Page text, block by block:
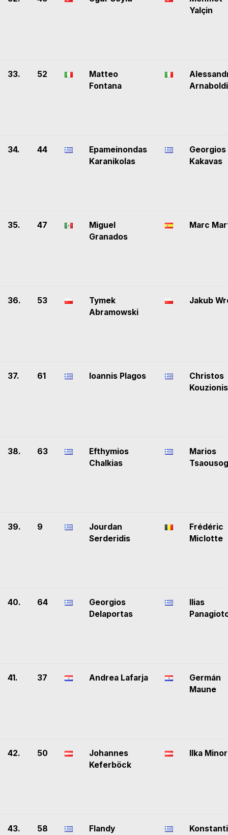
Yalçin
33. 52
Matteo
Fontana
Arnaboldi
34. 44
Epameinondas
Karanikolas
Georgios
Kakavas
35. 47
Miguel
Granados
Marc
36. 53
Tymek
Abramowski
Jakub
37. 61 Ioannis Plagos
Christos
Kouzionis
38. 63
Efthymios
Chalkias
Marios
39. 9
Jourdan
Serderidis
Frédéric
Miclotte
40. 64
Georgios
Delaportas
Ilias
41. 37 Andrea Lafarja
Germán
Maune
42. 50
Johannes
Keferböck
Ilka Minor
43. 58 Flandy